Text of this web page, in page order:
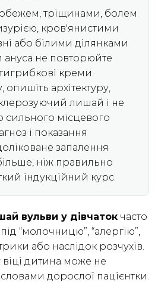
тріщинами, болем
кров'янистими
або білими ділянками
ануса не повторюйте
креми.
опишіть архітектуру,
лишай і не
сильного місцевого
і показання
запалення
ніж правильно
індукційний курс.
вульви у дівчаток часто
“молочницю”, “алергію”,
або наслідок розчухів.
дитина може не
дорослої пацієнтки.